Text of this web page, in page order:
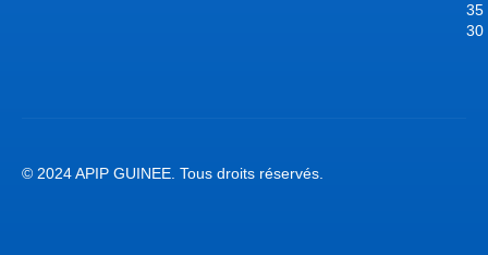
35
30
© 2024 APIP GUINEE. Tous droits réservés.